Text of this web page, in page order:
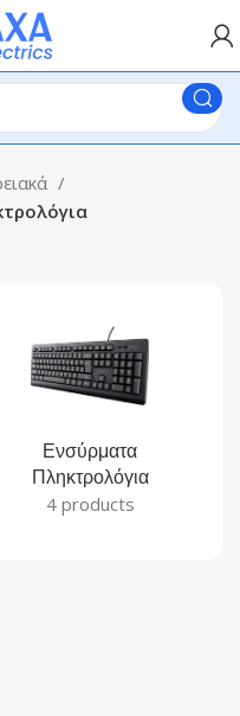
Ενσύρματα
Πληκτρολόγια
4 products